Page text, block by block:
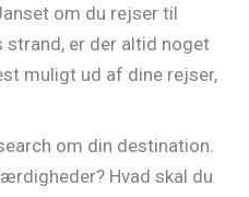
om du rejser til
er der altid noget
muligt ud af dine rejser,
om din destination.
Hvad skal du